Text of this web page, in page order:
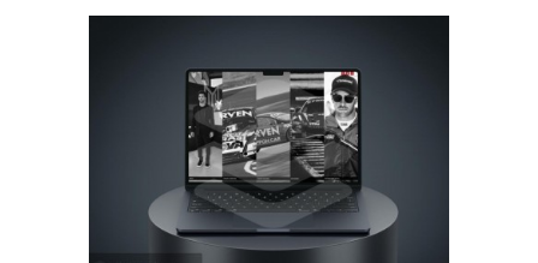
Diseño Web Manu Urcera
Trabajos Web